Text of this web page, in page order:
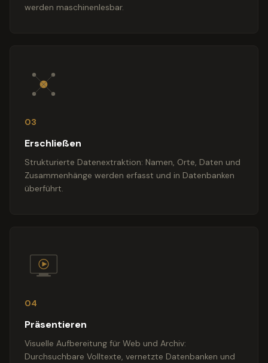
werden maschinenlesbar.
03
Erschließen
Strukturierte Datenextraktion: Namen, Orte, Daten und
Zusammenhänge werden erfasst und in Datenbanken
überführt.
04
Präsentieren
Visuelle Aufbereitung für Web und Archiv:
Durchsuchbare Volltexte, vernetzte Datenbanken und